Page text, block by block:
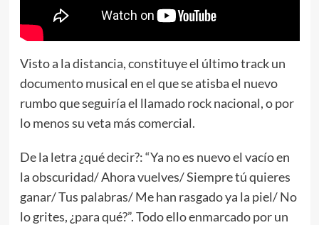
Visto a la distancia, constituye el último track un
documento musical en el que se atisba el nuevo
rumbo que seguiría el llamado rock nacional, o por
lo menos su veta más comercial.
De la letra ¿qué decir?: “Ya no es nuevo el vacío en
la obscuridad/ Ahora vuelves/ Siempre tú quieres
ganar/ Tus palabras/ Me han rasgado ya la piel/ No
lo grites, ¿para qué?”. Todo ello enmarcado por un